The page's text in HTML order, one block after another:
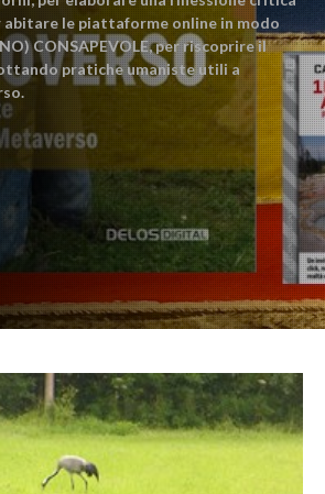
abitare le piattaforme online in modo
CONSAPEVOLE, per riscoprire il
pratiche umaniste utili a